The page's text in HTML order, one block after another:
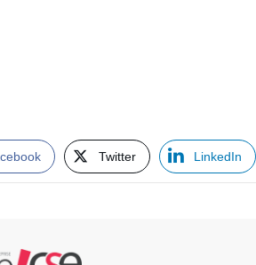
Twitter LinkedIn